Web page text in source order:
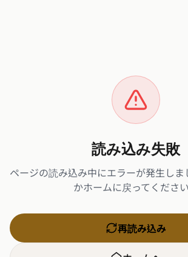
読み込み失敗
ページの読み込み中にエラーが発生しま
かホームに戻ってくださ
再読み込み